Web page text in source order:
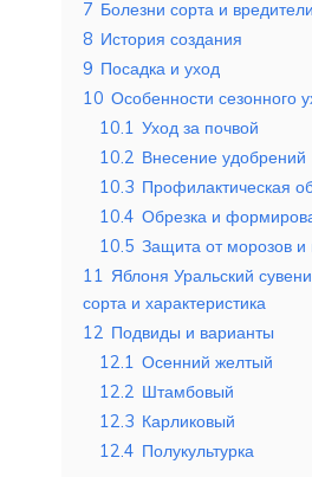
7 Болезни сорта и вредители
8 История создания
9 Посадка и уход
10 Особенности сезонного
10.1 Уход за почвой
10.2 Внесение удобрений
10.3 Профилактическая
10.4 Обрезка и
10.5 Защита от морозов и
11 Яблоня Уральский
сорта и характеристика
12 Подвиды и варианты
12.1 Осенний желтый
12.2 Штамбовый
12.3 Карликовый
12.4 Полукультурка